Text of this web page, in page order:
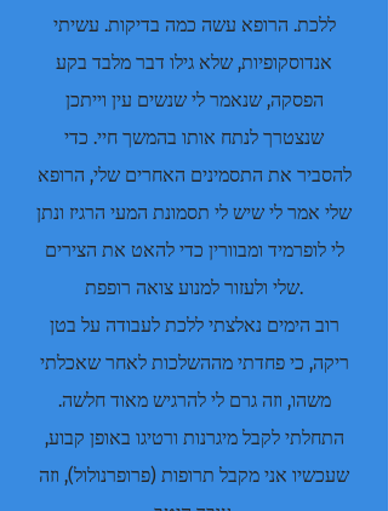
ללכת. הרופא עשה כמה בדיקות. עשיתי
אנדוסקופיות, שלא גילו דבר מלבד בקע
הפסקה, שנאמר לי שנשים עין וייתכן
שנצטרך לנתח אותו בהמשך חיי. כדי
להסביר את התסמינים האחרים שלי, הרופא
שלי אמר לי שיש לי תסמונת המעי הרגיז ונתן
לי לופרמיד ומבוורין כדי להאט את הצירים
שלי ולעזור למנוע צואה רופפת.
רוב הימים נאלצתי ללכת לעבודה על בטן
ריקה, כי פחדתי מההשלכות לאחר שאכלתי
משהו, וזה גרם לי להרגיש מאוד חלשה.
התחלתי לקבל מיגרנות ורטיגו באופן קבוע,
שעכשיו אני מקבל תרופות (פרופרנולול), וזה